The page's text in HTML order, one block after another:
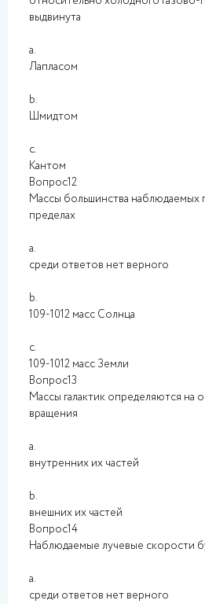
выдвинута
a.
Лапласом
b.
Шмидтом
c.
Кантом
Вопрос12
Массы большинства наблюдаемых
пределах
a.
среди ответов нет верного
b.
109-1012 масс Солнца
c.
109-1012 масс Земли
Вопрос13
Массы галактик определяются на
вращения
a.
внутренних их частей
b.
внешних их частей
Вопрос14
Наблюдаемые лучевые скорости
a.
среди ответов нет верного